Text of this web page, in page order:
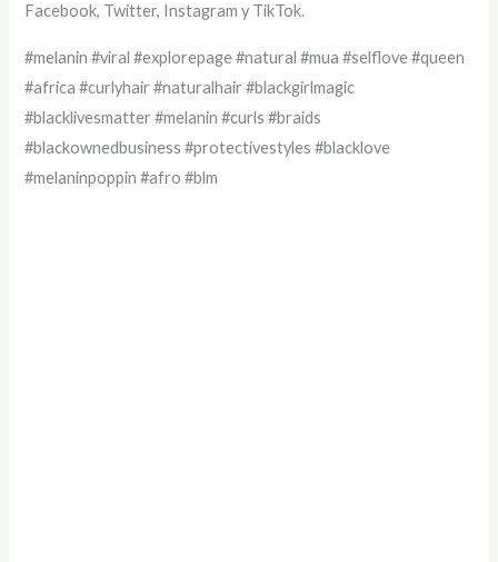
Facebook, Twitter, Instagram y TikTok.
#melanin #viral #explorepage #natural #mua #selflove #queen
#africa #curlyhair #naturalhair #blackgirlmagic
#blacklivesmatter #melanin #curls #braids
#blackownedbusiness #protectivestyles #blacklove
#melaninpoppin #afro #blm